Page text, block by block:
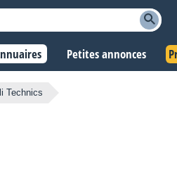
Petites annonces
Technics